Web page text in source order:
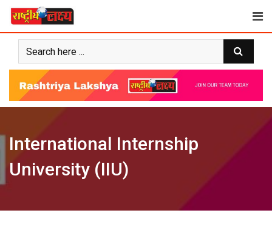
Skip
content
International Internship
University (IIU)